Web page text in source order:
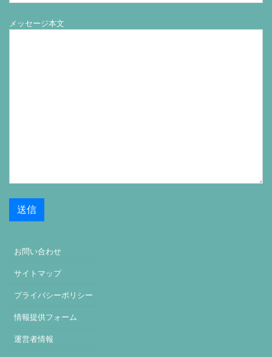
メッセージ本文
お問い合わせ
サイトマップ
プライバシーポリシー
情報提供フォーム
運営者情報